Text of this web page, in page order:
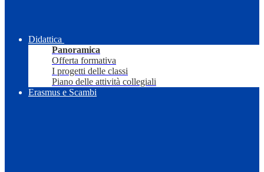
Didattica
Panoramica
Offerta formativa
I progetti delle classi
Piano delle attività collegiali
Erasmus e Scambi